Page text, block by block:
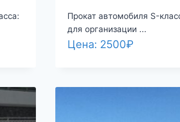
Прокат автомобиля S-
для организации ...
Цена: 2500₽